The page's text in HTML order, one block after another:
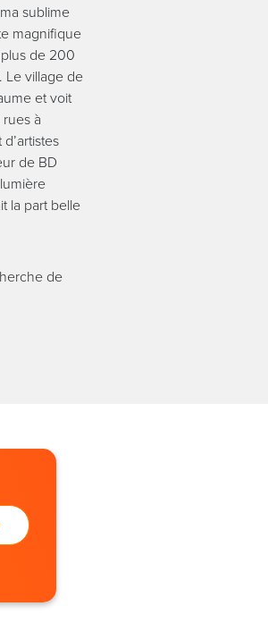
sublime
magnifique
de 200
Le village de
et voit
à
de BD
la part belle
de